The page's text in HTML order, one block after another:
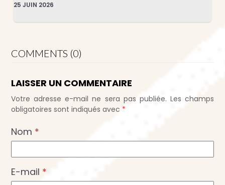
25 JUIN 2026
COMMENTS (0)
LAISSER UN COMMENTAIRE
Votre adresse e-mail ne sera pas publiée. Les champs
obligatoires sont indiqués avec *
Nom *
E-mail *